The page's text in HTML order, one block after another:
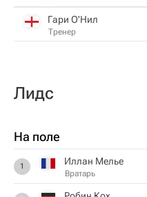
Гари О'Нил
Тренер
Лидс
На поле
1 Иллан Мелье
Вратарь